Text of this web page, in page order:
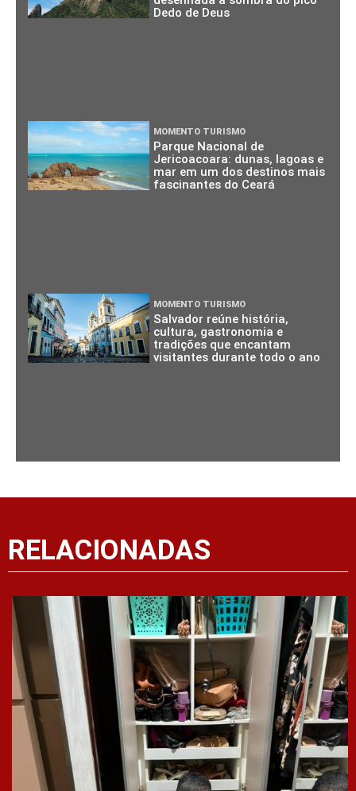
Dedo de Deus
MOMENTO TURISMO
Parque Nacional de
Jericoacoara: dunas, lagoas e
mar em um dos destinos mais
fascinantes do Ceará
MOMENTO TURISMO
Salvador reúne história,
cultura, gastronomia e
tradições que encantam
visitantes durante todo o ano
RELACIONADAS